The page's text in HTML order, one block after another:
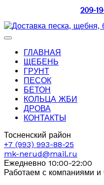
209-
ГЛАВНАЯ
ЩЕБЕНЬ
ГРУНТ
ПЕСОК
БЕТОН
КОЛЬЦА ЖБИ
ДРОВА
КОНТАКТЫ
Тосненский район
+7 (993) 993-88-25
mk-nerud@mail.ru
Ежедневно 10:00-22:00
Работаем с компаниями